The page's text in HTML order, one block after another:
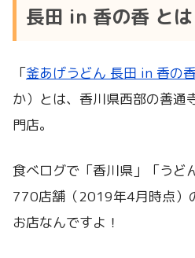
長田 in 香の香 とは
「釜あげうどん 長田 in 香の
か）とは、香川県西部の善通
門店。
食べログで「香川県」「うど
770店舗（2019年4月時点）
お店なんですよ！